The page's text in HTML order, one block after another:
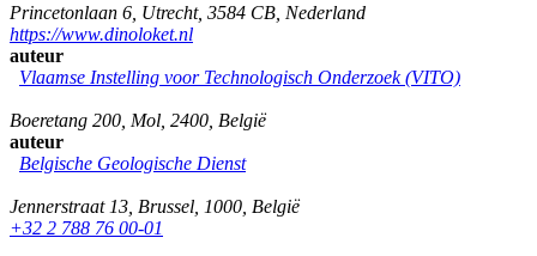
Princetonlaan 6 Utrecht, 3584 CB Nederland
https://www.dinoloket.nl
auteur
Vlaamse Instelling voor Technologisch Onderzoek (VITO)
Boeretang 200 Mol 2400 België
auteur
Belgische Geologische Dienst
Jennerstraat 13 Brussel 1000 België
+32 2 788 76 00-01